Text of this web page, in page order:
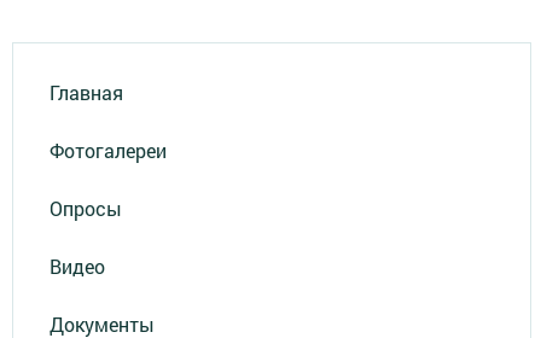
Главная
Фотогалереи
Опросы
Видео
Документы